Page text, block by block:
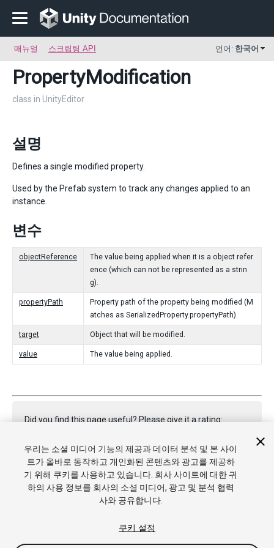
매뉴얼 스크립팅 API 언어: 한국어
PropertyModification
class in UnityEditor
설명
Defines a single modified property.
Used by the Prefab system to track any changes applied to an
instance.
변수
objectReference
The value being applied when it is a object refer
ence (which can not be represented as a strin
g).
propertyPath
Property path of the property being modified (M
atches as SerializedProperty.propertyPath).
target Object that will be modified.
value The value being applied.
Did you find this page useful? Please give it a rating:
Report a problem on this page
우리는 소셜 미디어 기능의 제공과 데이터 분석 및 본 사이
트가 올바로 동작하고 개인화된 콘텐츠와 광고를 제공하
기 위해 쿠키를 사용하고 있습니다. 회사 사이트에 대한 귀
하의 사용 정보를 회사의 소셜 미디어, 광고 및 분석 협력
사와 공유합니다.
쿠키 설정